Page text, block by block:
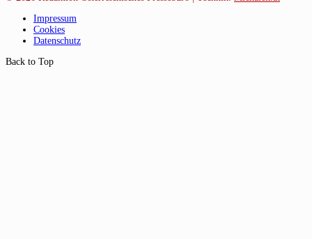
Impressum
Cookies
Datenschutz
Back to Top